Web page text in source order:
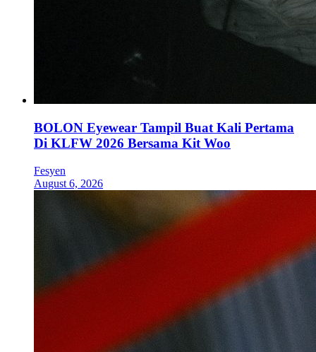
BOLON Eyewear Tampil Buat Kali Pertama
Di KLFW 2026 Bersama Kit Woo
Fesyen
August 6, 2026